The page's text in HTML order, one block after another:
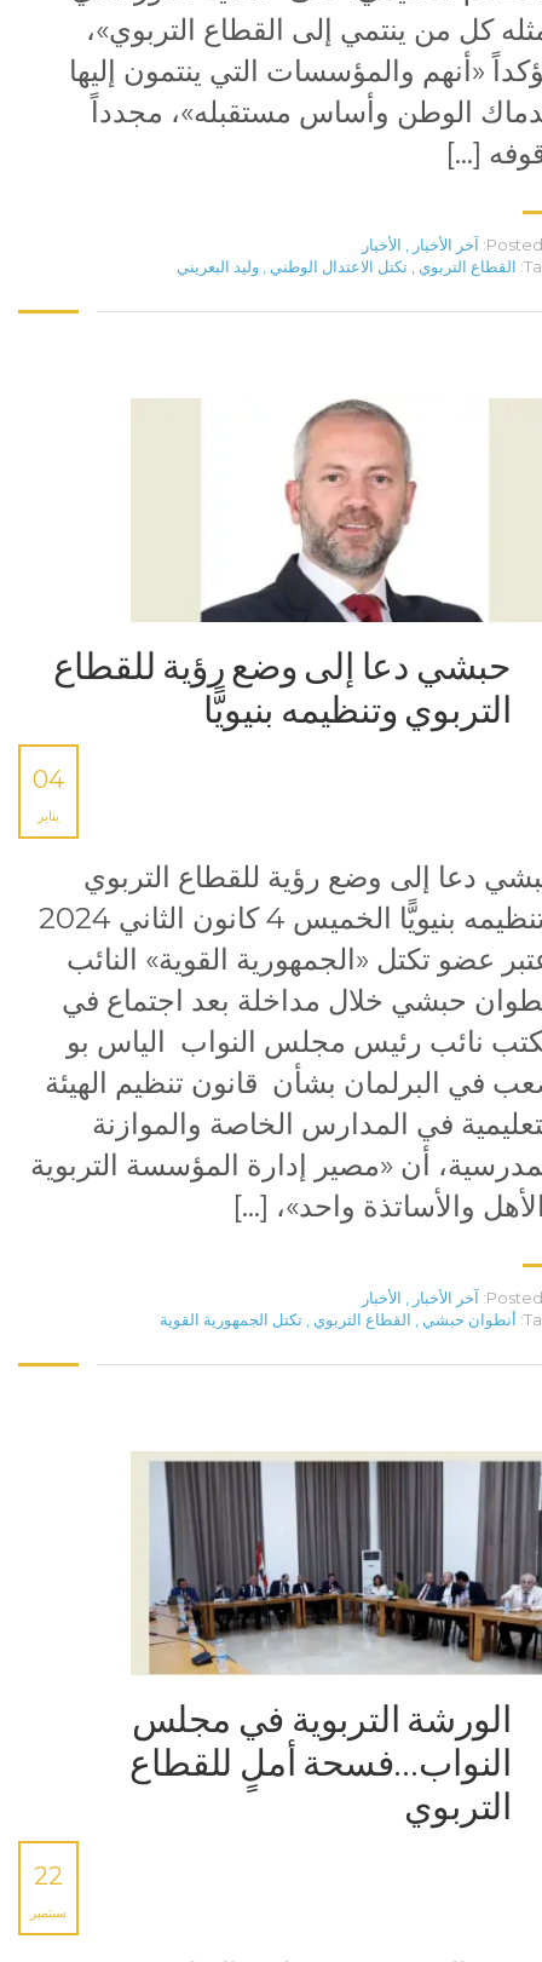
كل من ينتمي إلى القطاع التربوي»،
«أنهم والمؤسسات التي ينتمون إليها
الوطن وأساس مستقبله»، مجدداً
[…]
Posted آخر الأخبار
الأخبار
القطاع التربوي تكتل الاعتدال الوطني وليد البعريني
حبشي دعا إلى وضع رؤية للقطاع
التربوي وتنظيمه بنيويًّا
04
يناير
دعا إلى وضع رؤية للقطاع التربوي
وتنظيمه بنيويًّا الخميس 4 كانون الثاني 2024
عضو تكتل «الجمهورية القوية» النائب
حبشي خلال مداخلة بعد اجتماع في
نائب رئيس مجلس النواب الياس بو
في البرلمان بشأن قانون تنظيم الهيئة
في المدارس الخاصة والموازنة
أن «مصير إدارة المؤسسة التربوية
والأساتذة واحد»، […]
Posted آخر الأخبار
الأخبار
أنطوان حبشي القطاع التربوي تكتل الجمهورية القوية
الورشة التربوية في مجلس
النواب…فسحة أملٍ للقطاع
التربوي
22
سبتمبر